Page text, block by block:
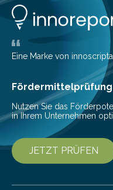
eine einfache und
nachfolgenden
Bilz-Wohlgemuth,
Digitale, wie die
Dateiverschlüsselung
Eine Marke von innoscripta
Fördermittelprüfung
Nutzen Sie das
in Ihrem Unternehmen
JETZT PRÜFEN